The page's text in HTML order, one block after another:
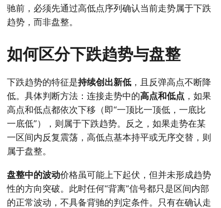
驰前，必须先通过高低点序列确认当前走势属于下跌
趋势，而非盘整。
如何区分下跌趋势与盘整
下跌趋势的特征是持续创出新低 ，且反弹高点不断降
低。具体判断方法：连接走势中的高点和低点 ，如果
高点和低点都依次下移（即“一顶比一顶低，一底比
一底低”），则属于下跌趋势。反之，如果走势在某
一区间内反复震荡，高低点基本持平或无序交替，则
属于盘整。
盘整中的波动价格虽可能上下起伏，但并未形成趋势
性的方向突破。此时任何“背离”信号都只是区间内部
的正常波动，不具备背驰的判定条件。只有在确认走